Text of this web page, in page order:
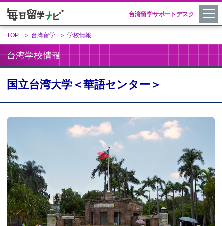
台湾留学サポートデスク
TOP ＞ 台湾留学 ＞ 学校情報
台湾学校情報
国立台湾大学＜華語センター＞